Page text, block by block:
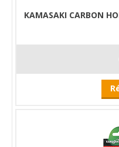
KAMASAKI CARBON